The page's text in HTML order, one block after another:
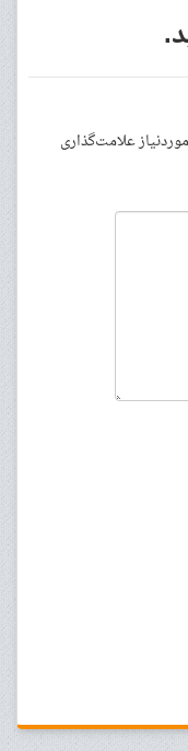
علامت‌گذاری